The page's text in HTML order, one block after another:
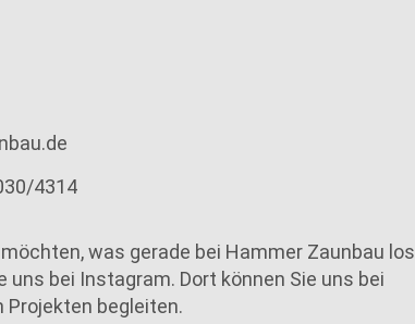
4314
was gerade bei Hammer Zaunbau los
uns bei Instagram. Dort können Sie uns bei
Projekten begleiten.